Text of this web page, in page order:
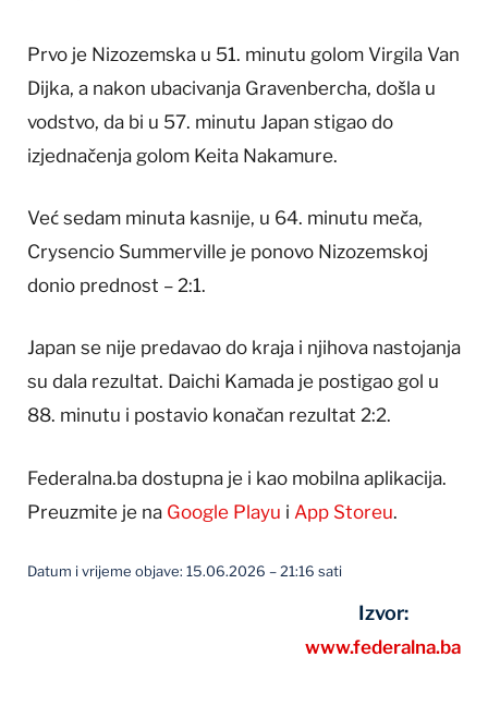
Prvo je Nizozemska u 51. minutu golom Virgila Van
Dijka, a nakon ubacivanja Gravenbercha, došla u
vodstvo, da bi u 57. minutu Japan stigao do
izjednačenja golom Keita Nakamure.
Već sedam minuta kasnije, u 64. minutu meča,
Crysencio Summerville je ponovo Nizozemskoj
donio prednost – 2:1.
Japan se nije predavao do kraja i njihova nastojanja
su dala rezultat. Daichi Kamada je postigao gol u
88. minutu i postavio konačan rezultat 2:2.
Federalna.ba dostupna je i kao mobilna aplikacija.
Preuzmite je na Google Playu i App Storeu.
Datum i vrijeme objave: 15.06.2026 – 21:16 sati
Izvor:
www.federalna.ba